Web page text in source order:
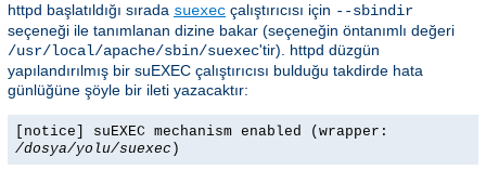
httpd başlatıldığı sırada suexec çalıştırıcısı için --sbindir
seçeneği ile tanımlanan dizine bakar (seçeneğin öntanımlı değeri
/usr/local/apache/sbin/suexec'tir). httpd düzgün
yapılandırılmış bir suEXEC çalıştırıcısı bulduğu takdirde hata
günlüğüne şöyle bir ileti yazacaktır:
[notice] suEXEC mechanism enabled (wrapper:
/dosya/yolu/suexec )